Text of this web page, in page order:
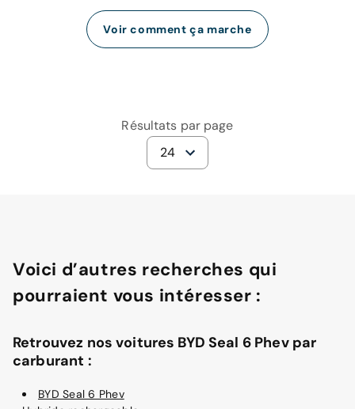
Voir comment ça marche
Résultats par page
24
Voici d’autres recherches qui
pourraient vous intéresser :
Retrouvez nos voitures BYD Seal 6 Phev par
carburant :
BYD Seal 6 Phev